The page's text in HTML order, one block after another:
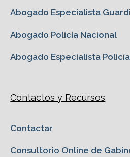
Abogado Especialista
Abogado Policía Nacional
Abogado Especialista
Contactos y Recursos
Contactar
Consultorio Online de